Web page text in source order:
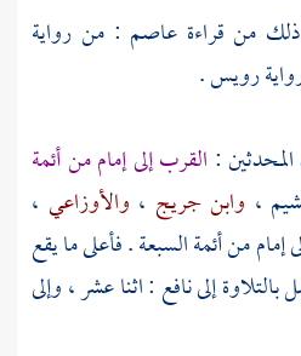
من قراءة عاصم : من رواية
رويس .
: القرب إلى إمام من أئمة
، وابن جريج ، والأوزاعي ،
إمام من أئمة السبعة . فأعلى ما يقع
بالتلاوة إلىنافع : اثنا عشر ، وإلى